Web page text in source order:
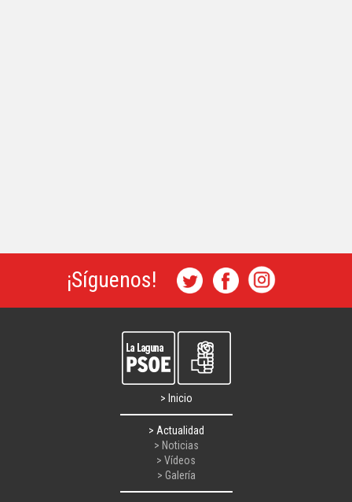
¡Síguenos!
> Inicio
> Actualidad
> Noticias
> Vídeos
> Galería